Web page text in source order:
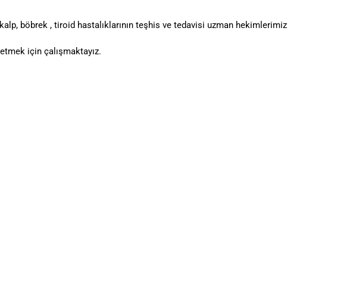
böbrek , tiroid hastalıklarının teşhis ve tedavisi uzman hekimlerimiz
için çalışmaktayız.